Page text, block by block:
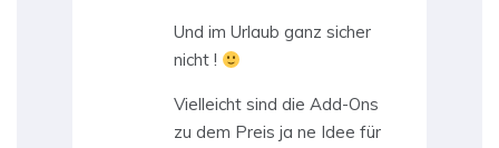
Und im Urlaub ganz sicher
nicht !
Vielleicht sind die Add-Ons
zu dem Preis ja ne Idee für